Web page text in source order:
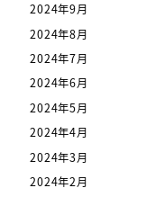
2024年9月
2024年8月
2024年7月
2024年6月
2024年5月
2024年4月
2024年3月
2024年2月